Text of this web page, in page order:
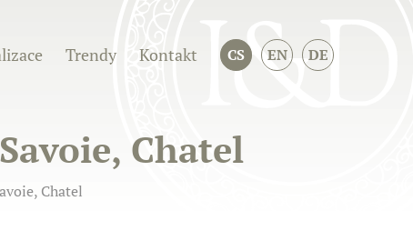
Trendy Kontakt CS EN DE
Chatel
Chatel